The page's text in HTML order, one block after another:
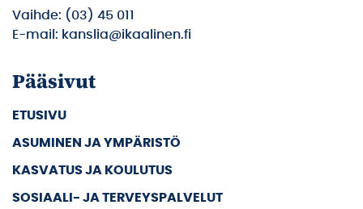
Vaihde: (03) 45 011
E-mail: kanslia@ikaalinen.fi
Pääsivut
ETUSIVU
ASUMINEN JA YMPÄRISTÖ
KASVATUS JA KOULUTUS
SOSIAALI- JA TERVEYSPALVELUT